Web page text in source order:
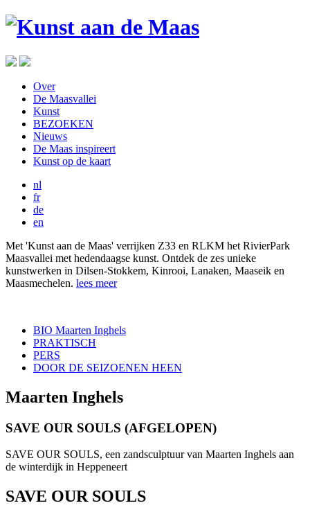
Over
De Maasvallei
Kunst
BEZOEKEN
Nieuws
De Maas inspireert
Kunst op de kaart
nl
fr
de
en
Met 'Kunst aan de Maas' verrijken Z33 en RLKM het RivierPark
Maasvallei met hedendaagse kunst. Ontdek de zes unieke
kunstwerken in Dilsen-Stokkem, Kinrooi, Lanaken, Maaseik en
Maasmechelen. lees meer
BIO Maarten Inghels
PRAKTISCH
PERS
DOOR DE SEIZOENEN HEEN
Maarten Inghels
SAVE OUR SOULS (AFGELOPEN)
SAVE OUR SOULS, een zandsculptuur van Maarten Inghels aan
de winterdijk in Heppeneert
SAVE OUR SOULS